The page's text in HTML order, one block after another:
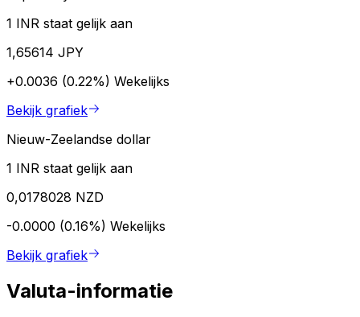
1 INR staat gelijk aan
1,65614 JPY
+0.0036 (0.22%) Wekelijks
Bekijk grafiek
Nieuw-Zeelandse dollar
1 INR staat gelijk aan
0,0178028 NZD
-0.0000 (0.16%) Wekelijks
Bekijk grafiek
Valuta-informatie